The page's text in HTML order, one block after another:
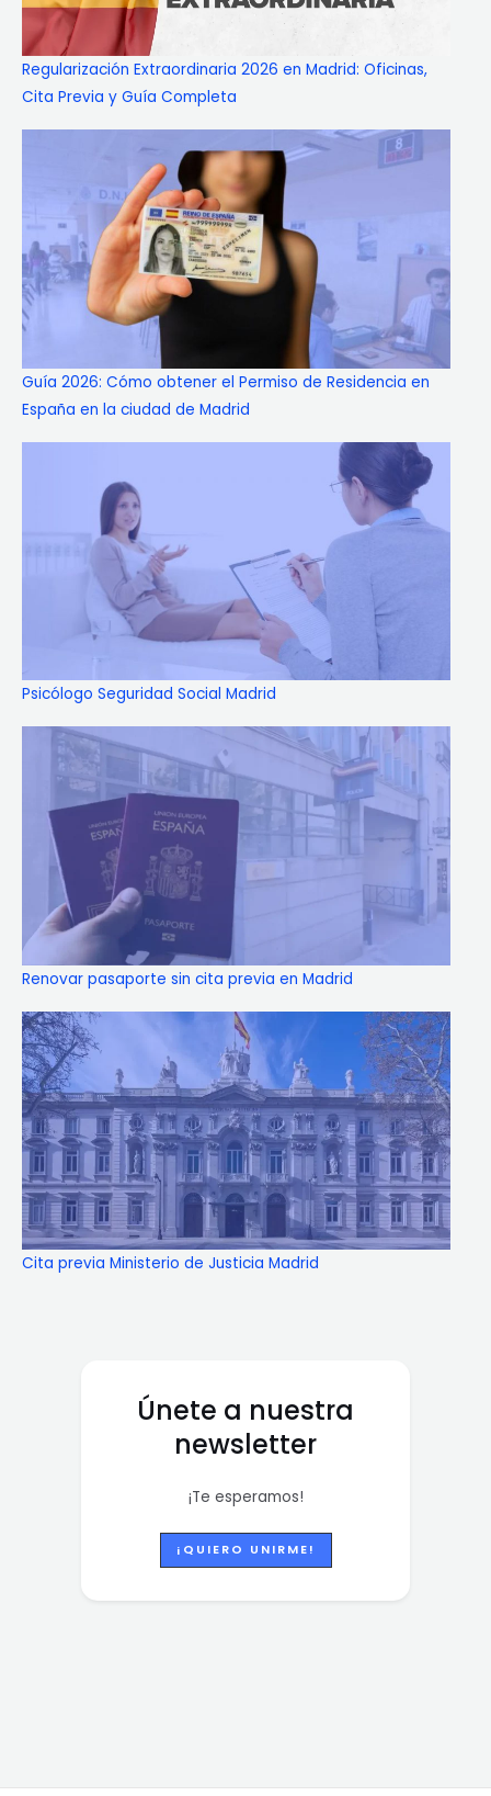
Regularización Extraordinaria 2026 en Madrid: Oficinas,
Cita Previa y Guía Completa
Guía 2026: Cómo obtener el Permiso de Residencia en
España en la ciudad de Madrid
Psicólogo Seguridad Social Madrid
Renovar pasaporte sin cita previa en Madrid
Cita previa Ministerio de Justicia Madrid
Únete a nuestra
newsletter
¡Te esperamos!
¡QUIERO UNIRME!